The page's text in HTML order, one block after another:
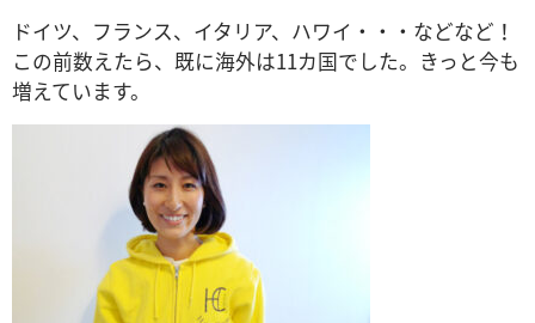
ドイツ、フランス、イタリア、ハワイ・・・などなど！
この前数えたら、既に海外は11カ国でした。きっと今も
増えています。